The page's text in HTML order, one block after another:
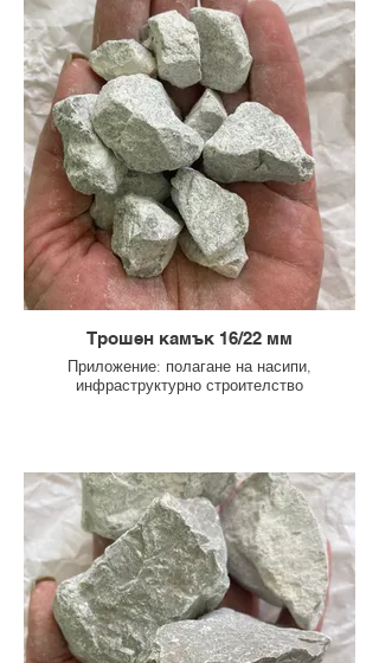
Трошен камък 16/22 мм
Приложение: полагане на насипи,
инфраструктурно строителство